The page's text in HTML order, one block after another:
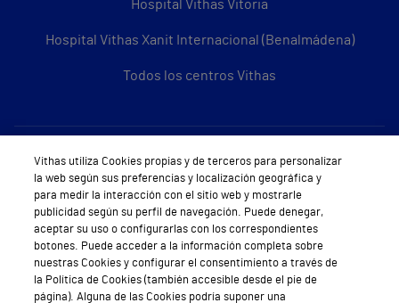
Hospital Vithas Vitoria
Hospital Vithas Xanit Internacional (Benalmádena)
Todos los centros Vithas
Sobre Vithas
Quiénes somos
Trabajar en Vithas
Teléfono Cita Médica
Teléfono Atención al Cliente
Vithas utiliza Cookies propias y de terceros para personalizar
la web según sus preferencias y localización geográfica y
para medir la interacción con el sitio web y mostrarle
publicidad según su perfil de navegación. Puede denegar,
aceptar su uso o configurarlas con los correspondientes
botones. Puede acceder a la información completa sobre
nuestras Cookies y configurar el consentimiento a través de
la Política de Cookies (también accesible desde el pie de
página). Alguna de las Cookies podría suponer una